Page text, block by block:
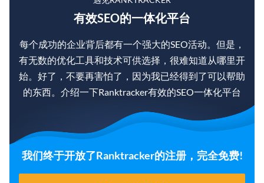
有效SEO的一体化平台
每个成功的企业背后都有一个强大的SEO活动。但是，
有无数的优化工具和技术可供选择，很难知道从哪里开
始。好了，不要再害怕了，因为我已经得到了可以帮助
的东西。介绍一下Ranktracker有效的SEO一体化平台
我们终于开放了Ranktracker的注册，完全免费!